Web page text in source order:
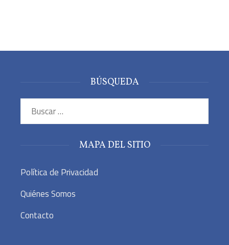
BÚSQUEDA
Buscar:
MAPA DEL SITIO
Política de Privacidad
Quiénes Somos
Contacto